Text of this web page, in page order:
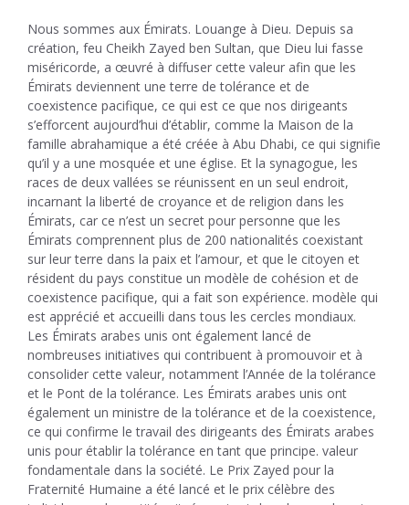
Nous sommes aux Émirats. Louange à Dieu. Depuis sa
création, feu Cheikh Zayed ben Sultan, que Dieu lui fasse
miséricorde, a œuvré à diffuser cette valeur afin que les
Émirats deviennent une terre de tolérance et de
coexistence pacifique, ce qui est ce que nos dirigeants
s’efforcent aujourd’hui d’établir, comme la Maison de la
famille abrahamique a été créée à Abu Dhabi, ce qui signifie
qu’il y a une mosquée et une église. Et la synagogue, les
races de deux vallées se réunissent en un seul endroit,
incarnant la liberté de croyance et de religion dans les
Émirats, car ce n’est un secret pour personne que les
Émirats comprennent plus de 200 nationalités coexistant
sur leur terre dans la paix et l’amour, et que le citoyen et
résident du pays constitue un modèle de cohésion et de
coexistence pacifique, qui a fait son expérience. modèle qui
est apprécié et accueilli dans tous les cercles mondiaux.
Les Émirats arabes unis ont également lancé de
nombreuses initiatives qui contribuent à promouvoir et à
consolider cette valeur, notamment l’Année de la tolérance
et le Pont de la tolérance. Les Émirats arabes unis ont
également un ministre de la tolérance et de la coexistence,
ce qui confirme le travail des dirigeants des Émirats arabes
unis pour établir la tolérance en tant que principe. valeur
fondamentale dans la société. Le Prix Zayed pour la
Fraternité Humaine a été lancé et le prix célèbre des